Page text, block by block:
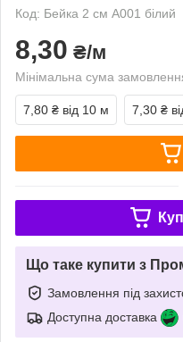
Код: Бейка 2 см А001 білий
8,30 ₴/м
Мінімальна сума
7,80 ₴ від 10 м 7,30 ₴
Що таке купити з
Замовлення під
Доступна доставка